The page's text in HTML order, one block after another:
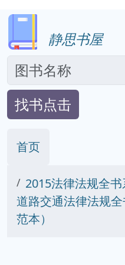
静思书屋
找书点击
首页
2015法律法规全
道路交通法律法规
范本）